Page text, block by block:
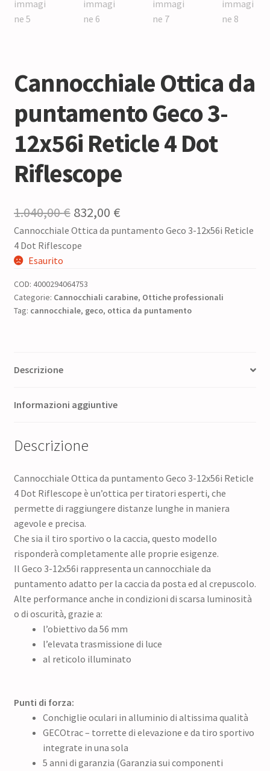
Cannocchiale Ottica da
puntamento Geco 3-
12x56i Reticle 4 Dot
Riflescope
1.040,00€ Il
prezzo
originale
1.040,00 €.
832,00 €Il
prezzo
832,00 €.
Cannocchiale Ottica da puntamento Geco 3-12x56i Reticle
4 Dot Riflescope
Esaurito
COD: 4000294064753
Categorie: Cannocchiali carabine, Ottiche professionali
Tag: cannocchiale, geco, ottica da puntamento
Descrizione
Informazioni aggiuntive
Descrizione
Cannocchiale Ottica da puntamento Geco 3-12x56i Reticle
4 Dot Riflescope è un’ottica per tiratori esperti, che
permette di raggiungere distanze lunghe in maniera
agevole e precisa.
Che sia il tiro sportivo o la caccia, questo modello
risponderà completamente alle proprie esigenze.
Il Geco 3-12x56i rappresenta un cannocchiale da
puntamento adatto per la caccia da posta ed al crepuscolo.
Alte performance anche in condizioni di scarsa luminosità
o di oscurità, grazie a:
l’obiettivo da 56 mm
l’elevata trasmissione di luce
al reticolo illuminato
Punti di forza:
Conchiglie oculari in alluminio di altissima qualità
GECOtrac – torrette di elevazione e da tiro sportivo
integrate in una sola
5 anni di garanzia (Garanzia sui componenti